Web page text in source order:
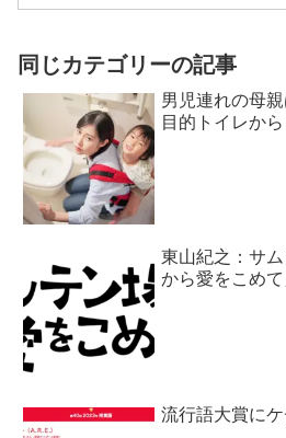
同じカテゴリーの記事
男児連れの母
目的トイレか
東山紀之：サ
から愛をこめ
流行語大賞に